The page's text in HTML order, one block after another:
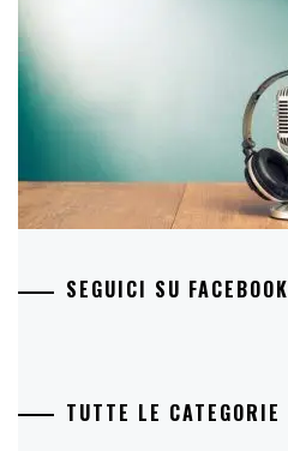
SEGUICI SU FACEBOOK
TUTTE LE CATEGORIE